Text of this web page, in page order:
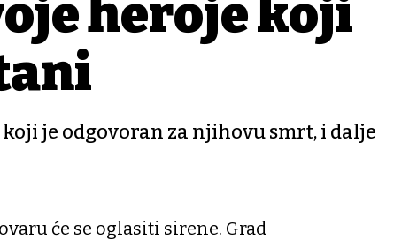
heroje koji
je odgovoran za njihovu smrt, i dalje
će se oglasiti sirene. Grad